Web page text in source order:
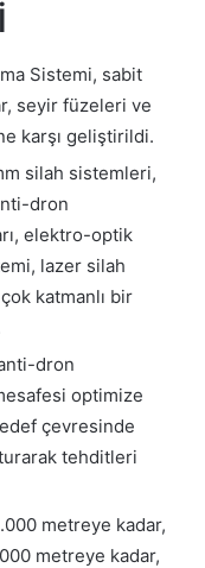
Sistemi, sabit
seyir füzeleri ve
karşı geliştirildi.
silah sistemleri,
dron
elektro-optik
lazer silah
katmanlı bir
dron
optimize
çevresinde
tehditleri
metreye kadar,
metreye kadar,